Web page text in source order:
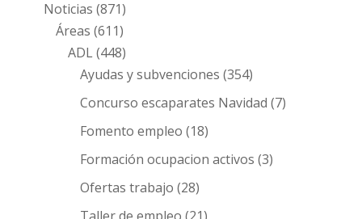
Noticias (871)
Áreas (611)
ADL(448)
Ayudas y subvenciones (354)
Concurso escaparates Navidad (7)
Fomento empleo (18)
Formación ocupacion activos (3)
Ofertas trabajo (28)